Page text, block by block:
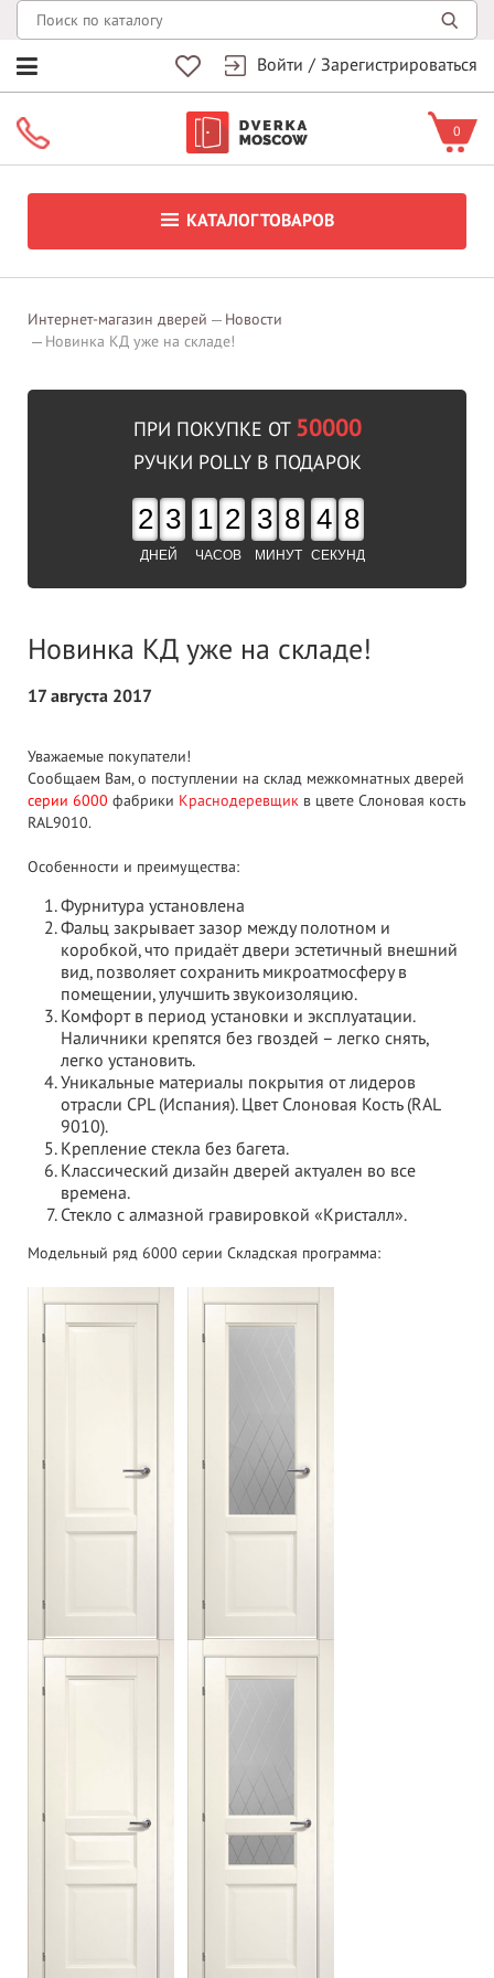
Войти / Зарегистрироваться
0
КАТАЛОГ ТОВАРОВ
Интернет-магазин дверей
Новости
Новинка КД уже на складе!
ПРИ ПОКУПКЕ ОТ 50000
РУЧКИ POLLY В ПОДАРОК
2 3
ДНЕЙ
1 2
ЧАСОВ
3 8
МИНУТ
4 7
СЕКУНД
Новинка КД уже на складе!
17 августа 2017
Уважаемые покупатели!
Сообщаем Вам, о поступлении на склад межкомнатных дверей
серии 6000 фабрики Краснодеревщик в цвете Слоновая кость
RAL9010.
Особенности и преимущества:
Фурнитура установлена
Фальц закрывает зазор между полотном и
коробкой, что придаёт двери эстетичный внешний
вид, позволяет сохранить микроатмосферу в
помещении, улучшить звукоизоляцию.
Комфорт в период установки и эксплуатации.
Наличники крепятся без гвоздей – легко снять,
легко установить.
Уникальные материалы покрытия от лидеров
отрасли CPL (Испания). Цвет Слоновая Кость (RAL
9010).
Крепление стекла без багета.
Классический дизайн дверей актуален во все
времена.
Стекло с алмазной гравировкой «Кристалл».
Модельный ряд 6000 серии Складская программа: